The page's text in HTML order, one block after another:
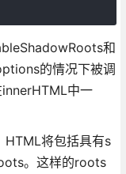
和
的情况下被调
中一
将包括具有s
。这样的roots